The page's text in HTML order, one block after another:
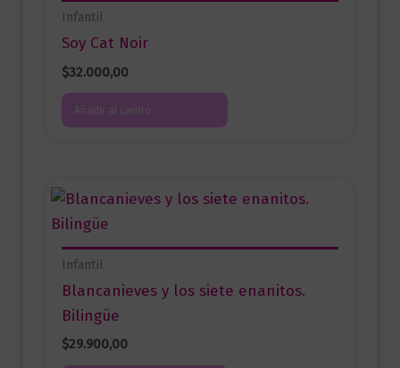
Infantil
Soy Cat Noir
$32.000,00
Añadir al carrito
Infantil
Blancanieves y los siete enanitos.
Bilingüe
$29.900,00